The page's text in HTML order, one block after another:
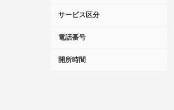
サービス区分
電話番号
開所時間